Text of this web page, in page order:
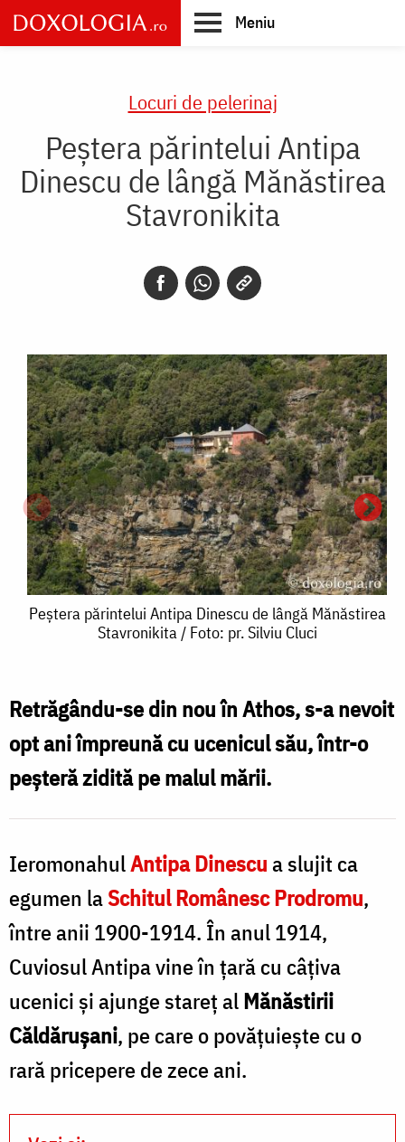
Skip
to
main
Meniu
Locuri de pelerinaj
Peștera părintelui Antipa
Dinescu de lângă Mănăstirea
Stavronikita
Peştera
părintelui
Dinescu
de
lângă
/
Foto:
pr.
Silviu
Cluci
Peştera părintelui Antipa Dinescu de lângă Mănăstirea
Stavronikita / Foto: pr. Silviu Cluci
Retrăgându-se din nou în Athos, s-a nevoit
opt ani împreună cu ucenicul său, într-o
peşteră zidită pe malul mării.
IeromonahulAntipa Dinescua slujit ca
egumen laSchitul Românesc Prodromu,
între anii 1900-1914. În anul 1914,
Cuviosul Antipa vine în ţară cu câţiva
ucenici şi ajunge stareţ alMănăstirii
Căldăruşani, pe care o povăţuieşte cu o
rară pricepere de zece ani.